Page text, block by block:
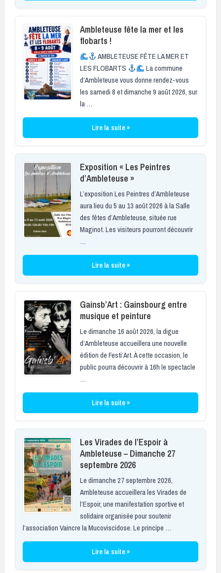
Ambleteuse fête la mer et les
flobarts !
AMBLETEUSE FÊTE LA MER ET
LES FLOBARTS
La commune
d’Ambleteuse vous donne rendez-vous
les samedi 8 et dimanche 9 août 2026, sur
la …
Lire la suite »
Exposition « Les Peintres
d’Ambleteuse »
L’exposition Les Peintres d’Ambleteuse
aura lieu du 5 au 13 août 2026 à la Salle
des fêtes d’Ambleteuse, située rue
Maginot. Les visiteurs pourront découvrir
…
Lire la suite »
Gainsb’Art : Gainsbourg entre
musique et peinture
Le dimanche 16 août 2026, la digue
d’Ambleteuse accueillera une nouvelle
édition de Festi’Art. À cette occasion, le
public pourra découvrir à 16h le spectacle
…
Lire la suite »
Les Virades de l’Espoir à
Ambleteuse – Dimanche 27
septembre 2026
Le dimanche 27 septembre 2026,
Ambleteuse accueillera les Virades de
l’Espoir, une manifestation sportive et
solidaire organisée pour soutenir
l’association Vaincre la Mucoviscidose. Le principe …
Lire la suite »